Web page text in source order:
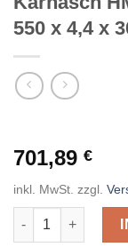
550 x 4,4 x
701,89 €
inkl. MwSt. zzgl.
Karnasch HM-